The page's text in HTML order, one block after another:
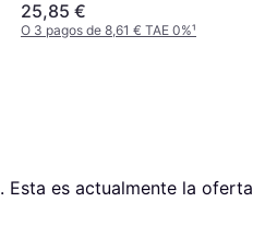
25,85 €
O 3 pagos de 8,61 € TAE 0%¹
. Esta es actualmente la oferta